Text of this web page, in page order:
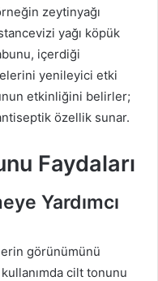
zeytinyağı
yağı köpük
içerdiği
yenileyici etki
etkinliğini belirler;
özellik sunar.
Faydaları
Yardımcı
görünümünü
cilt tonunu